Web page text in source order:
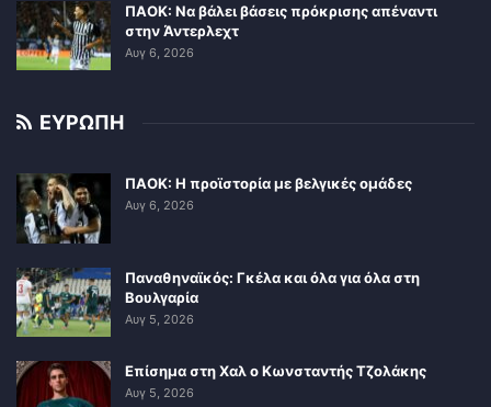
ΠΑΟΚ: Να βάλει βάσεις πρόκρισης απέναντι
στην Άντερλεχτ
Αυγ 6, 2026
ΕΥΡΩΠΗ
ΠΑΟΚ: Η προϊστορία με βελγικές ομάδες
Αυγ 6, 2026
Παναθηναϊκός: Γκέλα και όλα για όλα στη
Βουλγαρία
Αυγ 5, 2026
Επίσημα στη Χαλ ο Κωνσταντής Τζολάκης
Αυγ 5, 2026